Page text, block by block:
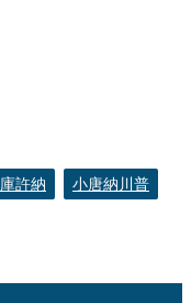
庫許納
小唐納川普